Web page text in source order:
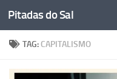
Skip to content
Pitadas do Sal
TAG: CAPITALISMO